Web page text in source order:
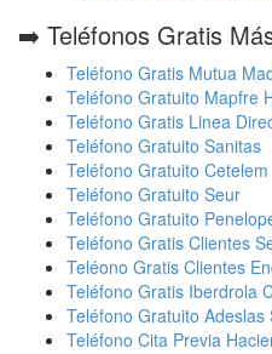
➡️ Teléfonos Gratis
Teléfono Gratis Mutua
Teléfono Gratuito Mapfre
Teléfono Gratis Linea
Teléfono Gratuito Sanitas
Teléfono Gratuito Cetelem
Teléfono Gratuito Seur
Teléfono Gratuito
Teléfono Gratis Clientes
Teléono Gratis Clientes
Teléfono Gratis Iberdrola
Teléfono Gratuito Adeslas
Teléfono Cita Previa